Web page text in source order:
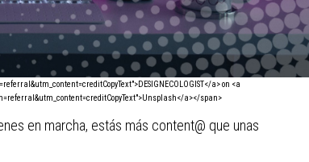
a> on <a
a></span>
en marcha, estás más content@ que unas